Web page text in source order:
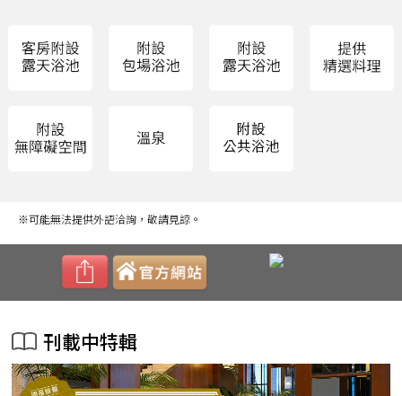
※可能無法提供外語洽詢，敬請見諒。
刊載中特輯